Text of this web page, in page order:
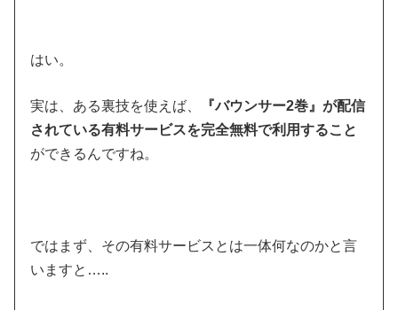
はい。
実は、ある裏技を使えば、
『バウンサー2巻』が配信
されている有料サービスを完全無料で利用すること
ができるんですね。
ではまず、その有料サービスとは一体何なのかと言
いますと…..